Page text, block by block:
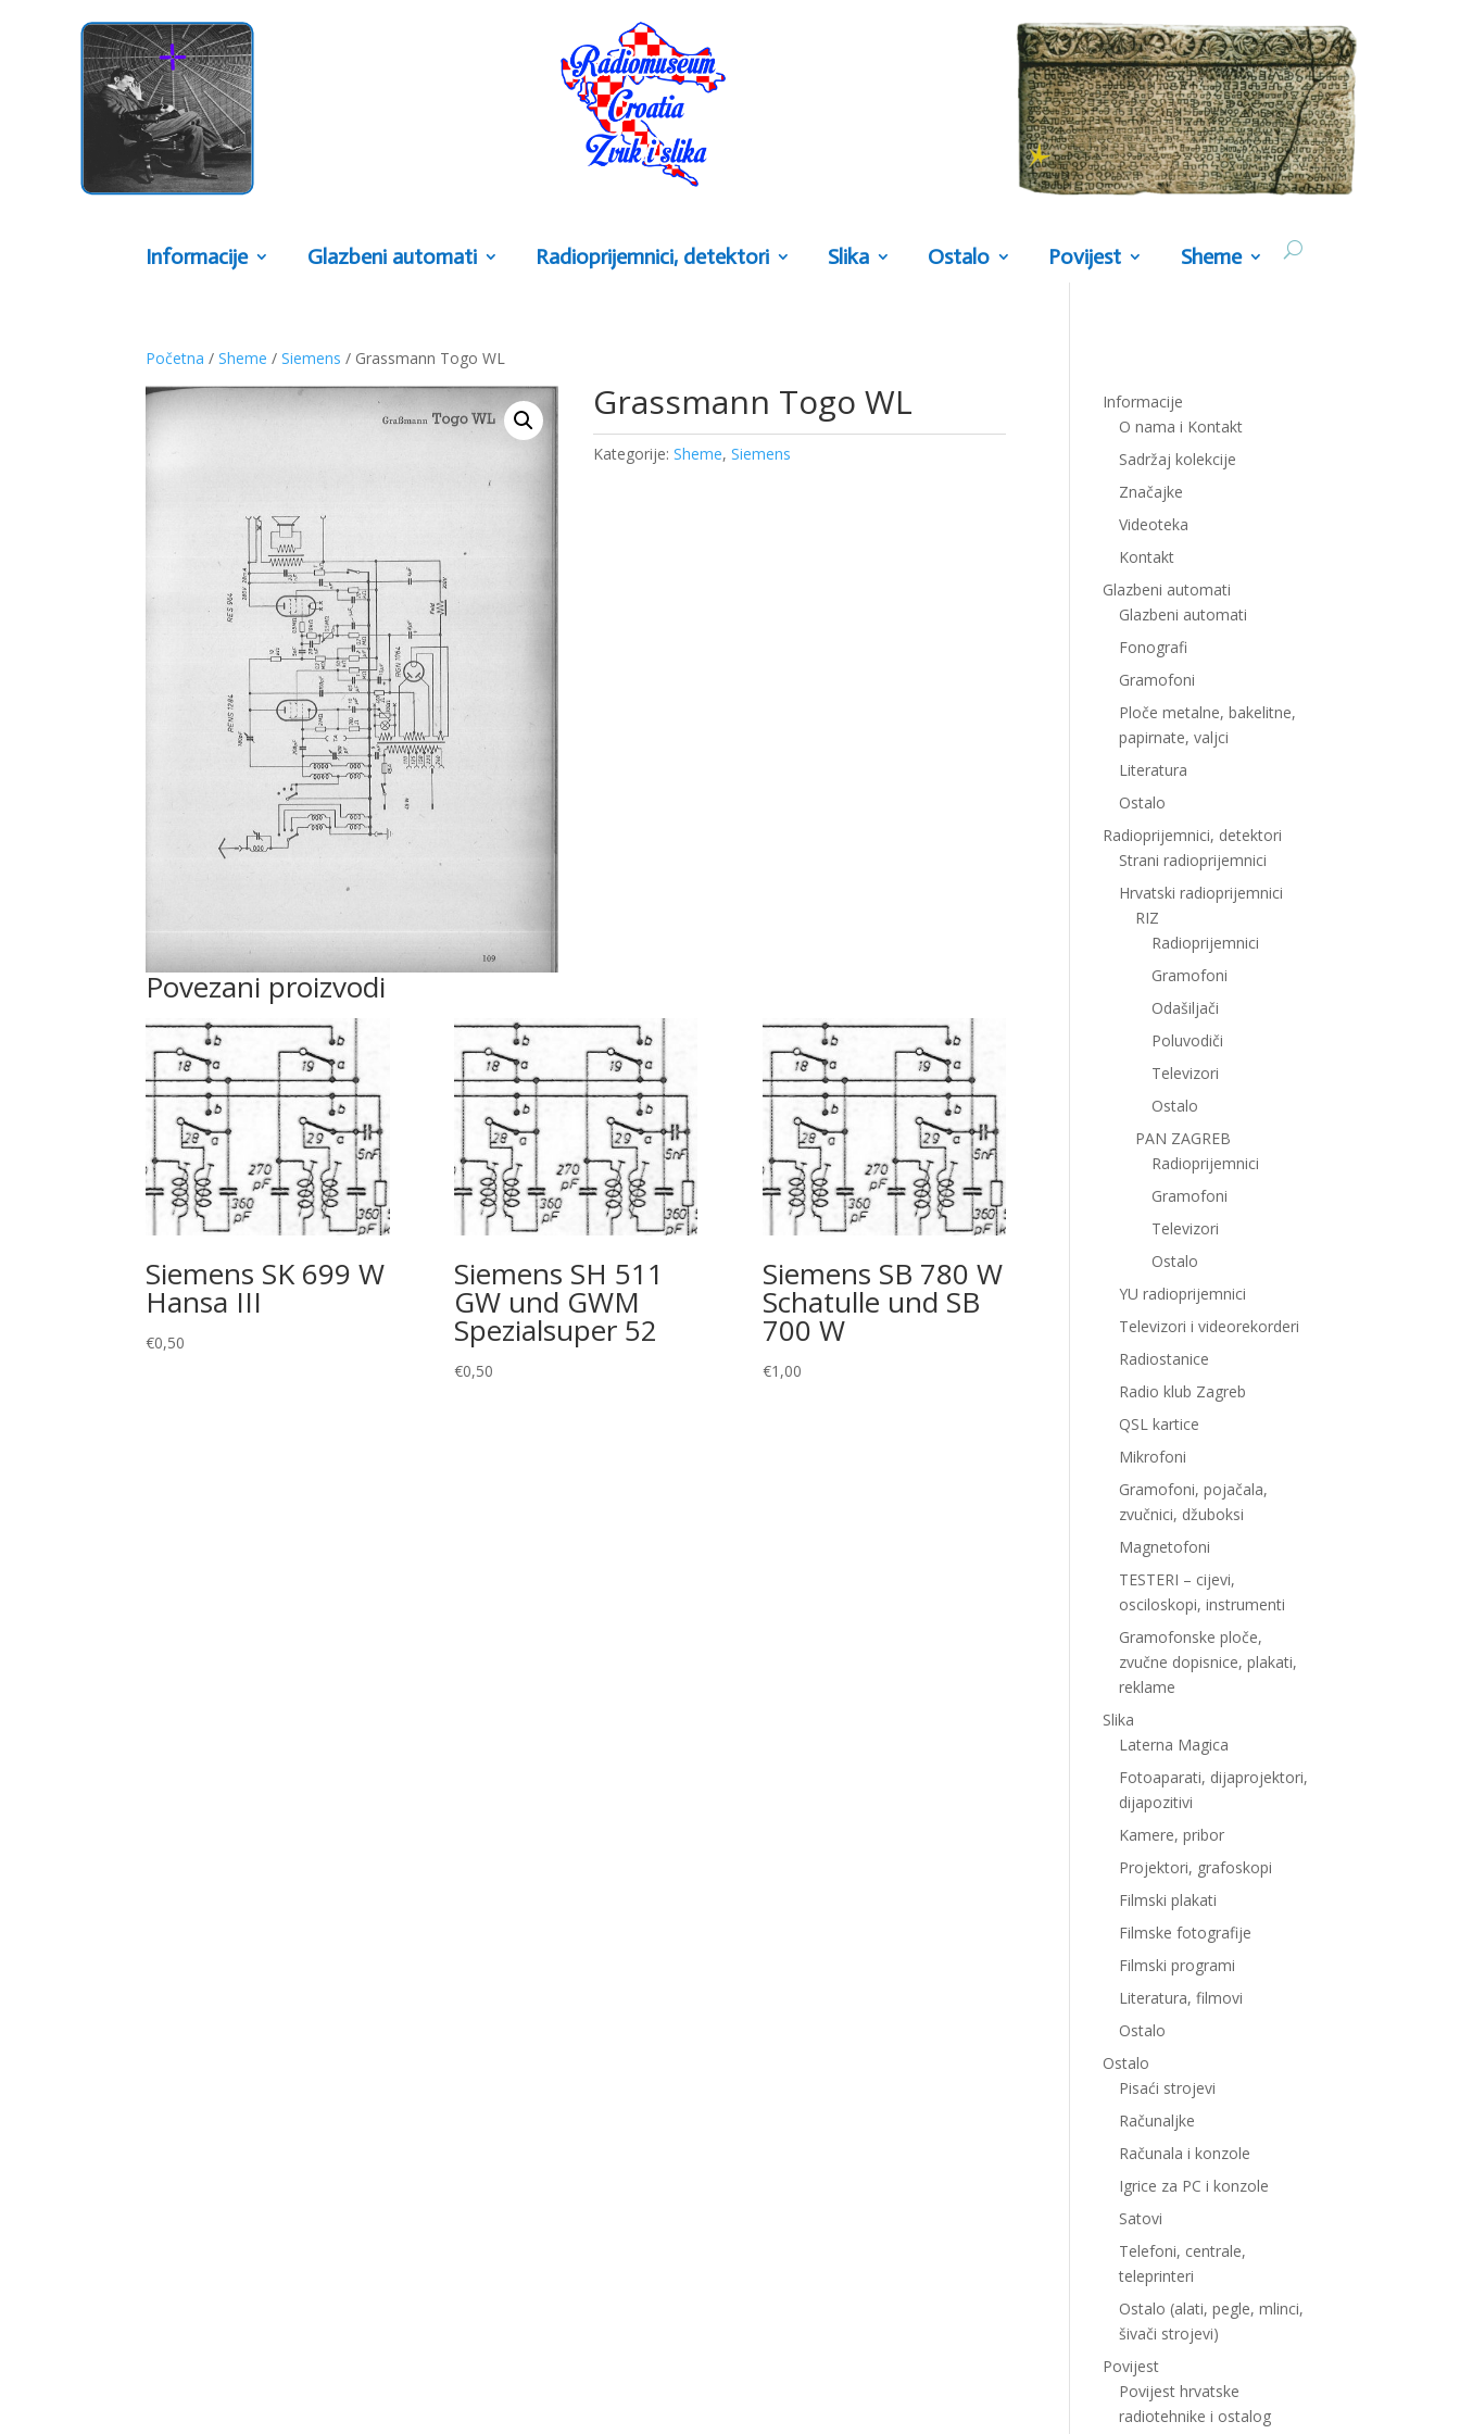
Informacije Glazbeni automati Radioprijemnici, detektori Slika Ostalo Povijest Sheme
Početna /Sheme /Siemens / Grassmann Togo WL
Grassmann Togo WL
Kategorije:Sheme,Siemens
Povezani proizvodi
Siemens SK 699 W
Hansa III
€0,50
Siemens SH 511
GW und GWM
Spezialsuper 52
€0,50
Siemens SB 780 W
Schatulle und SB
700 W
€1,00
Informacije
O nama i Kontakt
Sadržaj kolekcije
Značajke
Videoteka
Kontakt
Glazbeni automati
Glazbeni automati
Fonografi
Gramofoni
Ploče metalne, bakelitne,
papirnate, valjci
Literatura
Ostalo
Radioprijemnici, detektori
Strani radioprijemnici
Hrvatski radioprijemnici
RIZ
Radioprijemnici
Gramofoni
Odašiljači
Poluvodiči
Televizori
Ostalo
PAN ZAGREB
Radioprijemnici
Gramofoni
Televizori
Ostalo
YU radioprijemnici
Televizori i videorekorderi
Radiostanice
Radio klub Zagreb
QSL kartice
Mikrofoni
Gramofoni, pojačala,
zvučnici, džuboksi
Magnetofoni
TESTERI – cijevi,
osciloskopi, instrumenti
Gramofonske ploče,
zvučne dopisnice, plakati,
reklame
Slika
Laterna Magica
Fotoaparati, dijaprojektori,
dijapozitivi
Kamere, pribor
Projektori, grafoskopi
Filmski plakati
Filmske fotografije
Filmski programi
Literatura, filmovi
Ostalo
Ostalo
Pisaći strojevi
Računaljke
Računala i konzole
Igrice za PC i konzole
Satovi
Telefoni, centrale,
teleprinteri
Ostalo (alati, pegle, mlinci,
šivači strojevi)
Povijest
Povijest hrvatske
radiotehnike i ostalog